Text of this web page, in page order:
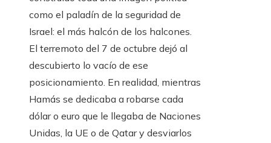
como el paladín de la seguridad de
Israel: el más halcón de los halcones.
El terremoto del 7 de octubre dejó al
descubierto lo vacío de ese
posicionamiento. En realidad, mientras
Hamás se dedicaba a robarse cada
dólar o euro que le llegaba de Naciones
Unidas, la UE o de Qatar y desviarlos